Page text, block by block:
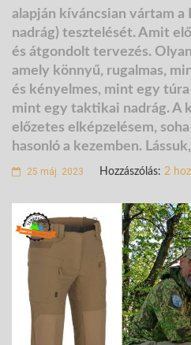
alapján kíváncsian vártam a
nadrág) tesztelését. Amit
és átgondolt tervezés.
amely könnyű, rugalmas,
és kényelmes, mint egy
mint egy taktikai nadrág. A
előzetes elképzelésem,
hasonló a kezemben.
25 máj. 2023 Hozzászólás: 2